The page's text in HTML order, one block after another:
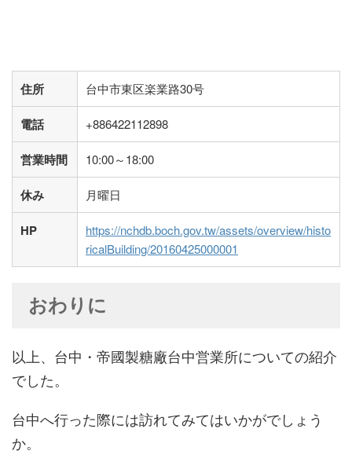
住所 台中市東区楽業路30号
電話 +886422112898
営業時間 10:00～18:00
休み 月曜日
HP
https://nchdb.boch.gov.tw/assets/overview/histo
ricalBuilding/20160425000001
おわりに
以上、台中・帝國製糖廠台中営業所についての紹介
でした。
台中へ行った際には訪れてみてはいかがでしょう
か。